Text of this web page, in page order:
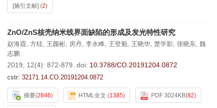
[施引文献] (2)
ZnO/ZnS核壳纳米线界面缺陷的形成及发光特性研究
赵海霞, 方铉, 王颜彬, 房丹, 李永峰, 王登魁, 王晓华, 楚学影, 张晓东, 魏
志鹏
2019, 12(4): 872-879. doi: 10.3788/CO.20191204.0872
cstr: 32171.14.CO.20191204.0872
摘要(2846) HTML全文 (1385) PDF 3024KB(82)